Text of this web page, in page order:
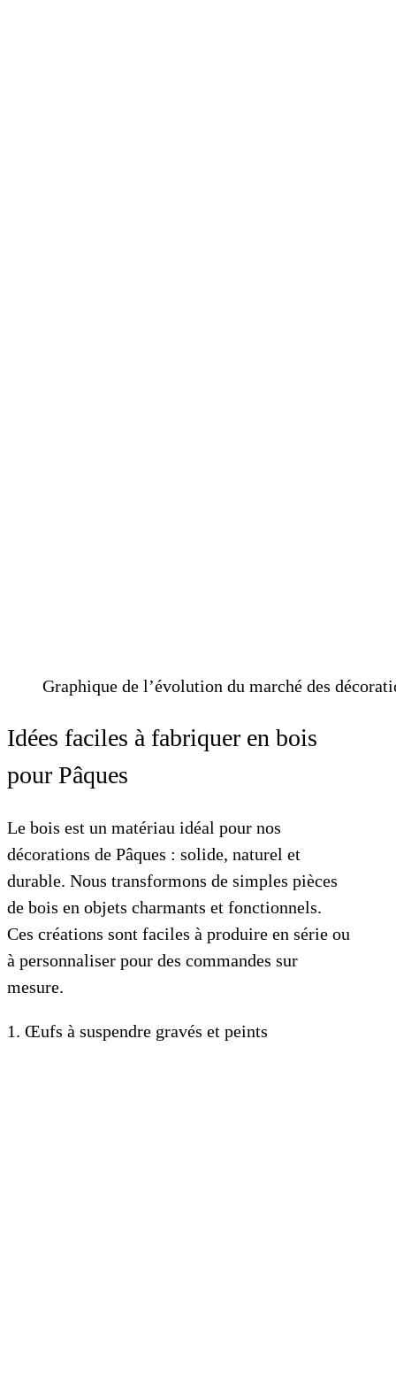
Graphique de l’évolution du marché des
Idées faciles à fabriquer en bois
pour Pâques
Le bois est un matériau idéal pour nos
décorations de Pâques : solide, naturel et
durable. Nous transformons de simples pièces
de bois en objets charmants et fonctionnels.
Ces créations sont faciles à produire en série ou
à personnaliser pour des commandes sur
mesure.
1. Œufs à suspendre gravés et peints